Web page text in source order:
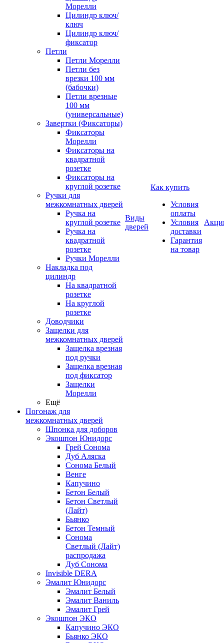
Морелли
Цилиндр ключ/
ключ
Цилиндр ключ/
фиксатор
Петли
Петли Морелли
Петли без
врезки 100 мм
(бабочки)
Петли врезные
100 мм
(универсальные)
Завертки (Фиксаторы)
Фиксаторы
Морелли
Фиксаторы на
квадратной
розетке
Фиксаторы на
круглой розетке
Ручки для
межкомнатных дверей
Ручка на
круглой розетке
Ручка на
квадратной
розетке
Ручки Морелли
Накладка под
цилиндр
На квадратной
розетке
На круглой
розетке
Доводчики
Защелки для
межкомнатных дверей
Защелка врезная
под ручки
Защелка врезная
под фиксатор
Защелки
Морелли
Ещё
Погонаж для
межкомнатных дверей
Шпонка для доборов
Экошпон Юнидорс
Грей Сонома
Дуб Аляска
Сонома Белый
Венге
Капучино
Бетон Белый
Бетон Светлый
(Лайт)
Бьянко
Бетон Темный
Сонома
Светлый (Лайт)
распродажа
Дуб Сонома
Invisible DERA
Эмалит Юнидорс
Эмалит Белый
Эмалит Ваниль
Эмалит Грей
Экошпон ЭКО
Капучино ЭКО
Бьянко ЭКО
Виды
дверей
Как купить
Условия
оплаты
Условия
доставки
Гарантия
на товар